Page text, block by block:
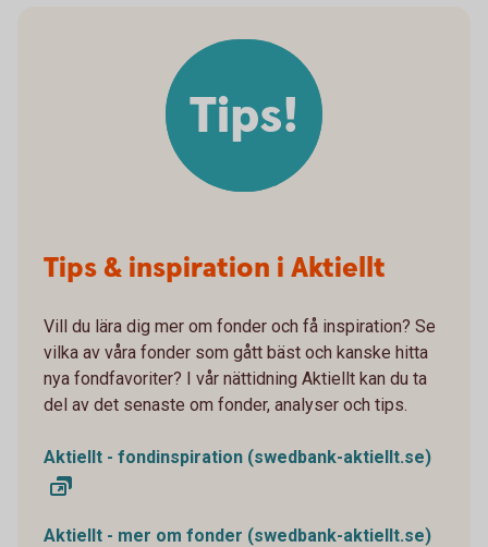
Tips & inspiration i Aktiellt
Vill du lära dig mer om fonder och få inspiration? Se
vilka av våra fonder som gått bäst och kanske hitta
nya fondfavoriter? I vår nättidning Aktiellt kan du ta
del av det senaste om fonder, analyser och tips.
Aktiellt - fondinspiration (swedbank-aktiellt.se)
Aktiellt - mer om fonder (swedbank-aktiellt.se)
Tips!